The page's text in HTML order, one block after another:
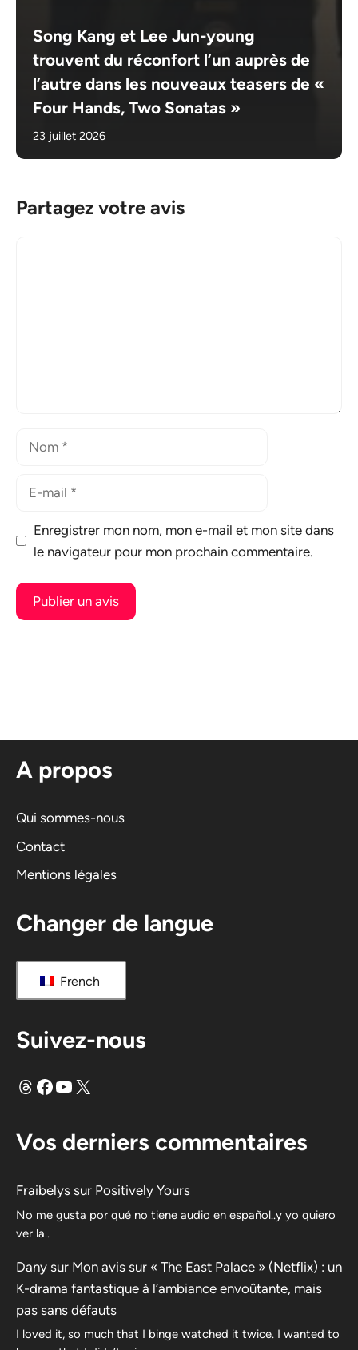
Song Kang et Lee Jun-young
trouvent du réconfort l’un auprès de
l’autre dans les nouveaux teasers de «
Four Hands, Two Sonatas »
23 juillet 2026
Partagez votre avis
Enregistrer mon nom, mon e-mail et mon site dans
le navigateur pour mon prochain commentaire.
a
i
e
:
A propos
Qui sommes-nous
Contact
Mentions légales
Changer de langue
French
Suivez-nous
FilsFacebook
YouTube
X
Vos derniers commentaires
Fraibelys sur Positively Yours
No me gusta por qué no tiene audio en español..y yo quiero
ver la..
Dany sur Mon avis sur « The East Palace » (Netflix) : un
K-drama fantastique à l’ambiance envoûtante, mais
pas sans défauts
I loved it, so much that I binge watched it twice. I wanted to